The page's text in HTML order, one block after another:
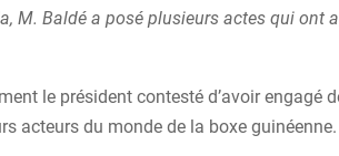
M. Baldé a posé plusieurs actes qui ont
le président contesté d’avoir engagé
acteurs du monde de la boxe guinéenne.